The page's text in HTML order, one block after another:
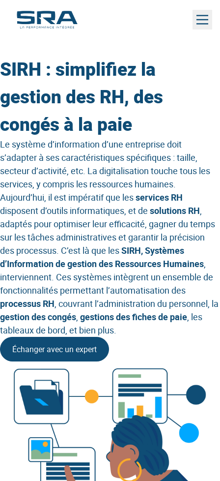
contenu
SIRH : simplifiez la
gestion des RH, des
congés à la paie
Le système d’information d’une entreprise doit
s’adapter à ses caractéristiques spécifiques : taille,
secteur d’activité, etc. La digitalisation touche tous les
services, y compris les ressources humaines.
Aujourd’hui, il est impératif que lesservices RH
disposent d’outils informatiques, et de solutions RH,
adaptés pour optimiser leur efficacité, gagner du temps
sur les tâches administratives et garantir la précision
des processus. C’est là que lesSIRH, Systèmes
d’Information de gestion des Ressources Humaines,
interviennent. Ces systèmes intègrent un ensemble de
fonctionnalités permettant l’automatisation des
processus RH, couvrant l’administration du personnel, la
gestion des congés, gestions des fiches de paie, les
tableaux de bord, et bien plus.
Échanger avec un expert